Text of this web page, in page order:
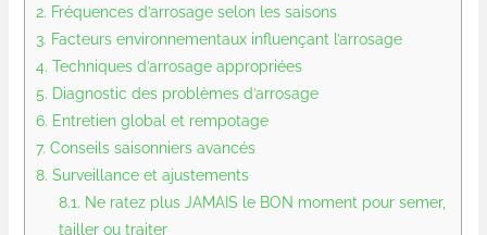
2. Fréquences d’arrosage selon les saisons
3. Facteurs environnementaux influençant l’arrosage
4. Techniques d’arrosage appropriées
5. Diagnostic des problèmes d’arrosage
6. Entretien global et rempotage
7. Conseils saisonniers avancés
8. Surveillance et ajustements
8.1. Ne ratez plus JAMAIS le BON moment pour semer,
tailler ou traiter